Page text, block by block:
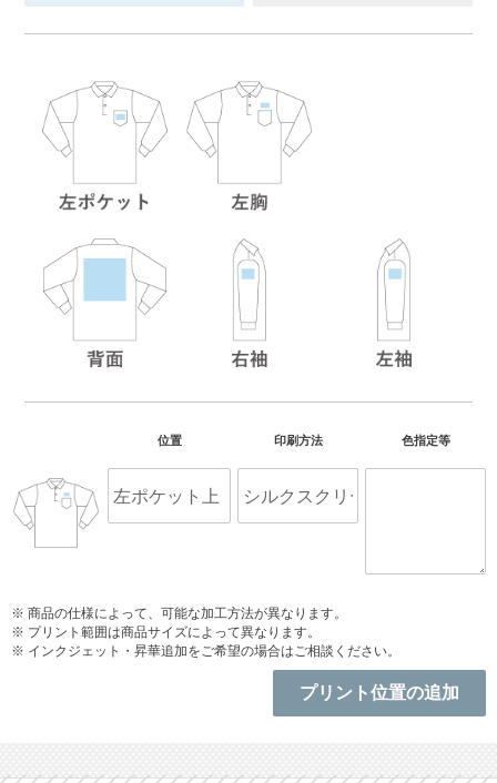
※ 商品の仕様によって、可能な加工方法が異なります。
※ プリント範囲は商品サイズによって異なります。
※ インクジェット・昇華追加をご希望の場合はご相談ください。